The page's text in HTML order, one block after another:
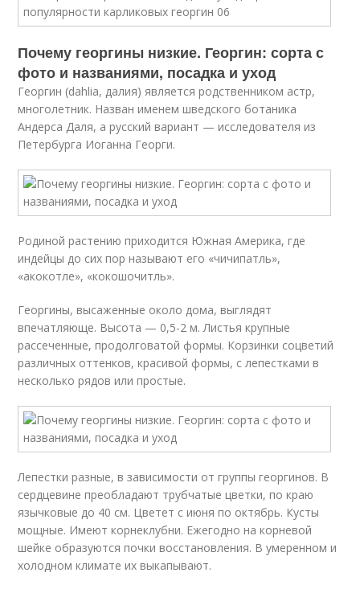
Почему георгины низкие. Георгин: сорта с
фото и названиями, посадка и уход
Георгин (dahlia, далия) является родственником астр,
многолетник. Назван именем шведского ботаника
Андерса Даля, а русский вариант — исследователя из
Петербурга Иоганна Георги.
Родиной растению приходится Южная Америка, где
индейцы до сих пор называют его «чичипатль»,
«акокотле», «кокошочитль».
Георгины, высаженные около дома, выглядят
впечатляюще. Высота — 0,5-2 м. Листья крупные
рассеченные, продолговатой формы. Корзинки соцветий
различных оттенков, красивой формы, с лепестками в
несколько рядов или простые.
Лепестки разные, в зависимости от группы георгинов. В
сердцевине преобладают трубчатые цветки, по краю
язычковые до 40 см. Цветет с июня по октябрь. Кусты
мощные. Имеют корнеклубни. Ежегодно на корневой
шейке образуются почки восстановления. В умеренном и
холодном климате их выкапывают.